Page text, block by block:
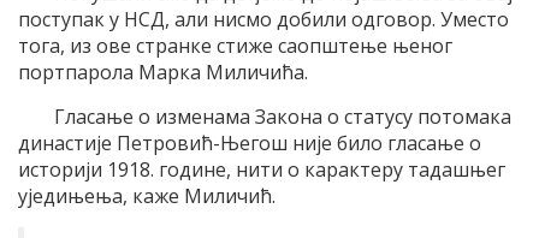
поступак у НСД, али нисмо добили одговор. Уместо
тога, из ове странке стиже саопштење њеног
портпарола Марка Миличића.
Гласање о изменама Закона о статусу потомака
династије Петровић-Његош није било гласање о
историји 1918. године, нити о карактеру тадашњег
уједињења, каже Миличић.